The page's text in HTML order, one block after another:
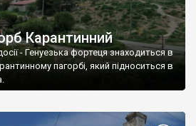
Карантинний
- Генуезька фортеця знаходиться в
пагорбі, який підноситься в